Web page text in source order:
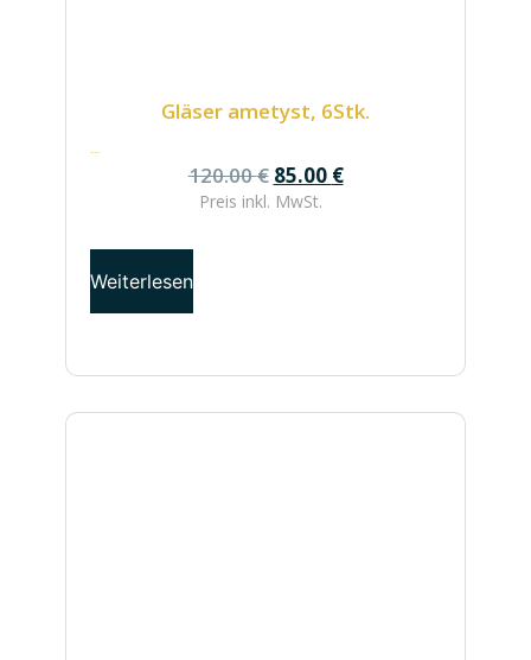
Gläser ametyst, 6Stk.
120.00 €
120.00€ 85.00 €
Preis inkl. MwSt.
Weiterlesen